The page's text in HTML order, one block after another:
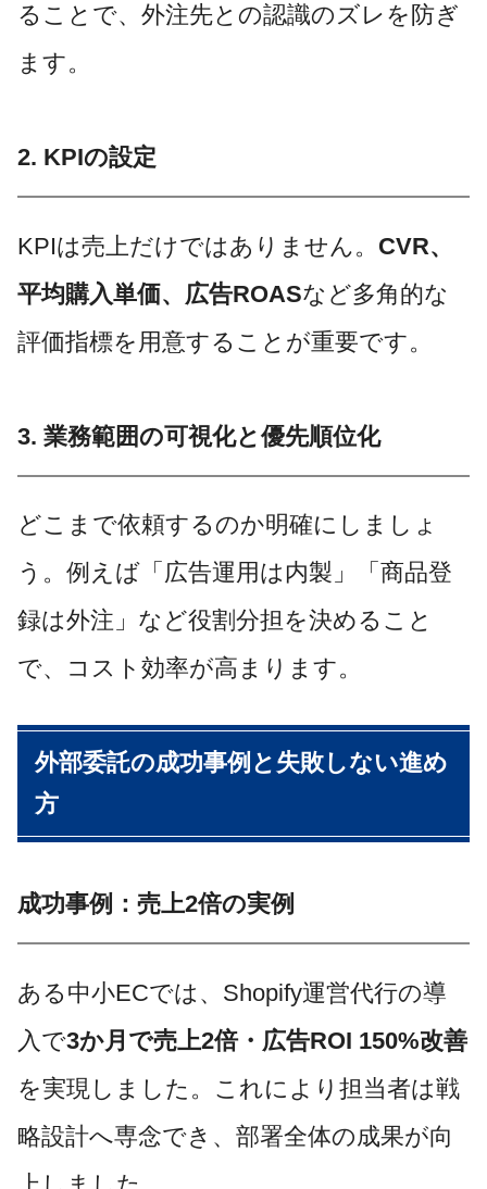
ることで、外注先との認識のズレを防ぎ
ます。
2. KPIの設定
KPIは売上だけではありません。 CVR、
平均購入単価、広告ROASなど多角的な
評価指標を用意することが重要です。
3. 業務範囲の可視化と優先順位化
どこまで依頼するのか明確にしましょ
う。例えば「広告運用は内製」「商品登
録は外注」など役割分担を決めること
で、コスト効率が高まります。
外部委託の成功事例と失敗しない進め
方
成功事例：売上2倍の実例
ある中小ECでは、Shopify運営代行の導
入で3か月で売上2倍・広告ROI 150%改善
を実現しました。これにより担当者は戦
略設計へ専念でき、部署全体の成果が向